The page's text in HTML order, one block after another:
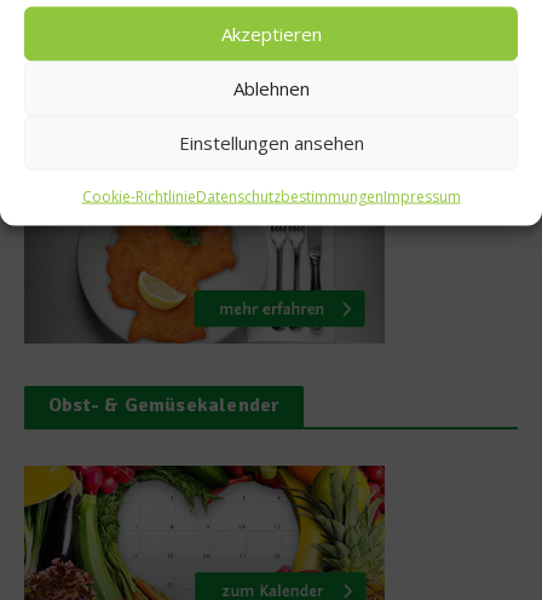
Akzeptieren
Ablehnen
Einstellungen ansehen
Cookie-RichtlinieDatenschutzbestimmungenImpressum
2015 31. Oktober 2018
Obst- & Gemüsekalender